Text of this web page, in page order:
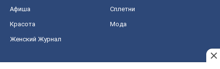
Афиша Сплетни
Красота Мода
Женский Журнал